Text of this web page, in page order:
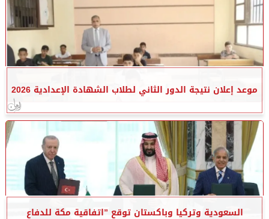
موعد إعلان نتيجة الدور الثاني لطلاب الشهادة الإعدادية 2026
السعودية وتركيا وباكستان توقع ”اتفاقية مكة للدفاع